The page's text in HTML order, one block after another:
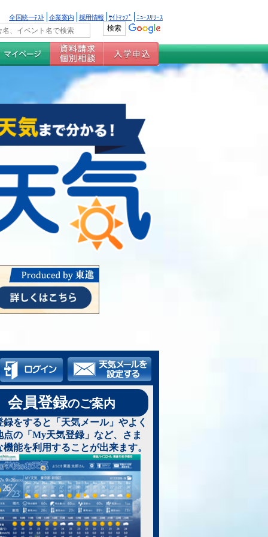
全国統一ﾃｽﾄ 企業案内 採用情報 ｻｲﾄﾏｯﾌﾟ ﾆｭｰｽﾘﾘｰｽ
会員登録のご案内
録をすると「天気メール」やよく
点の「My天気登録」など、さま
機能を利用することが出来ます。